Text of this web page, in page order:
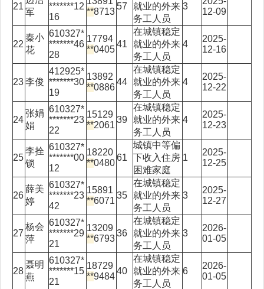
21
军
*******12
16
**8713
57
就业的外来
务工人员
3
12-09
22
秦小
花
610327*
*******46
28
17794
**0405
41
在城镇稳定
就业的外来
务工人员
4
2025-
12-16
23李俊
412925*
*******30
19
13892
**0886
44
在城镇稳定
就业的外来
务工人员
4
2025-
12-22
24
张娟
娟
610327*
*******23
22
15129
**2061
39
在城镇稳定
就业的外来
务工人员
4
2025-
12-23
25
李拴
锁
610327*
*******00
12
18220
**0480
61
城镇中等偏
下收入住房
困难家庭
1
2025-
12-25
26
薛美
婷
610327*
*******23
42
15891
**6071
35
在城镇稳定
就业的外来
务工人员
3
2025-
12-27
27
杨会
萍
610327*
*******29
21
13209
**6793
36
在城镇稳定
就业的外来
务工人员
3
2026-
01-05
28
聂明
燕
610327*
*******15
21
18729
**9484
40
在城镇稳定
就业的外来
务工人员
6
2026-
01-05